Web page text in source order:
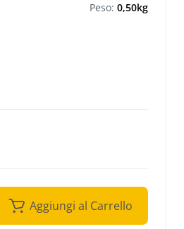
Peso: 0,50kg
Aggiungi al Carrello